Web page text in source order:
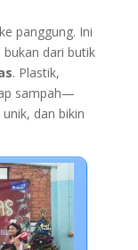
panggung. Ini
dari butik
. Plastik,
sampah—
dan bikin